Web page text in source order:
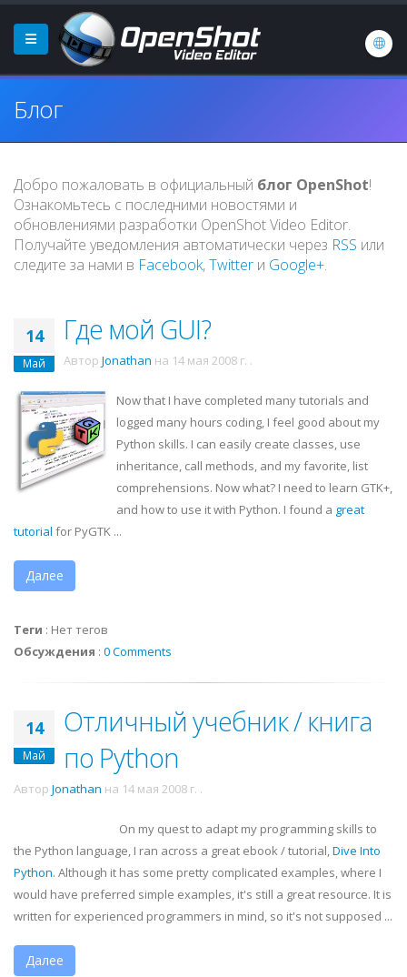
Блог
Добро пожаловать в официальный блог OpenShot!
Ознакомьтесь с последними новостями и
обновлениями разработки OpenShot Video Editor.
Получайте уведомления автоматически через RSS или
следите за нами в Facebook,Twitter и Google+.
14
Май
Где мой GUI?
Автор Jonathan на 14 мая 2008 г. .
Now that I have completed many tutorials and
logged many hours coding, I feel good about my
Python skills. I can easily create classes, use
inheritance, call methods, and my favorite, list
comprehensions. Now what? I need to learn GTK+,
and how to use it with Python. I found a great
tutorial for PyGTK ...
Далее
Теги : Нет тегов
Обсуждения : 0 Comments
14
Май
Отличный учебник / книга
по Python
Автор Jonathan на 14 мая 2008 г. .
On my quest to adapt my programming skills to
the Python language, I ran across a great ebook/ tutorial,Dive Into
Python. Although it has some pretty complicated examples, where I
would have preferred simple examples, it's still a great resource. It is
written for experienced programmers in mind, so it's not supposed ...
Далее